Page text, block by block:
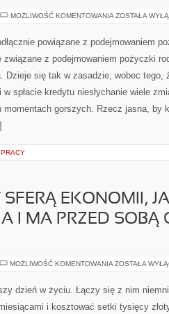
MOŻLIWOŚĆ KOMENTOWANIA DŁUGI
SOBIE
O
KAŻDY
ZOSTAŁA
powiązane z podejmowaniem
z podejmowaniem pożyczki
się tak w zasadzie, wobec tego,
spłacie kredytu niesłychanie wiele
gorszych. Rzecz jasna, by
SFERĄ EKONOMII,
I MA PRZED SOBĄ
MOŻLIWOŚĆ KOMENTOWANIA GASTRONOMIA
EKONOMII,
JAKA
SIĘ
ZOSTAŁA
dzień w życiu. Łączy się z nim
i kosztować setki tysięcy